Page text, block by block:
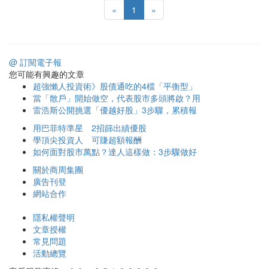
« 1 »
@ 訂閱電子報
您可能有興趣的文章
超強懶人投資術》股債通吃的4檔「平衡型」
當「散戶」開始做空，代表股市多頭將啟？用
雷浩斯公開挑選「優越好股」3步驟，累積報
用巴菲特準星 2招篩出績優股
學頂尖投資人 可賺超額報酬
如何面對股市萬點？達人這樣做：3步驟做好
關於商周集團
廣告刊登
網站合作
隱私權聲明
文章授權
常見問題
活動總覽